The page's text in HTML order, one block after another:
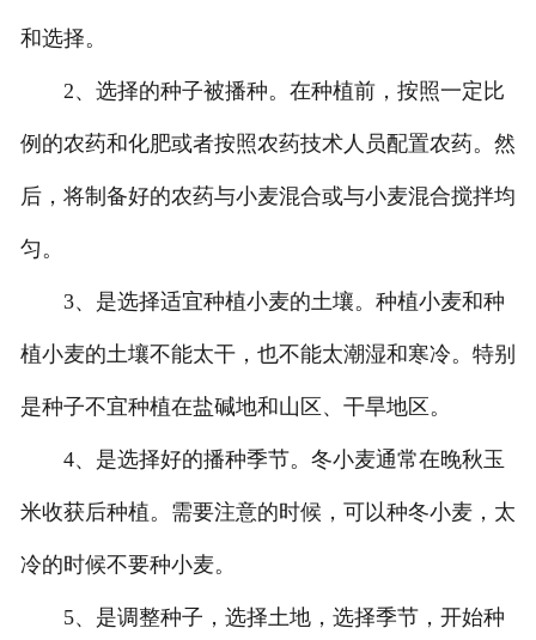
和选择。
2、选择的种子被播种。在种植前，按照一定比
例的农药和化肥或者按照农药技术人员配置农药。然
后，将制备好的农药与小麦混合或与小麦混合搅拌均
匀。
3、是选择适宜种植小麦的土壤。种植小麦和种
植小麦的土壤不能太干，也不能太潮湿和寒冷。特别
是种子不宜种植在盐碱地和山区、干旱地区。
4、是选择好的播种季节。冬小麦通常在晚秋玉
米收获后种植。需要注意的时候，可以种冬小麦，太
冷的时候不要种小麦。
5、是调整种子，选择土地，选择季节，开始种